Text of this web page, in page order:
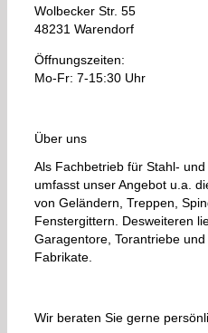
Wolbecker Str. 55
48231 Warendorf
Öffnungszeiten:
Mo-Fr: 7-15:30 Uhr
Über uns
Als Fachbetrieb für Stahl-
umfasst unser Angebot u.a.
von Geländern, Treppen,
Fenstergittern. Desweiteren
Garagentore, Torantriebe
Fabrikate.
Wir beraten Sie gerne